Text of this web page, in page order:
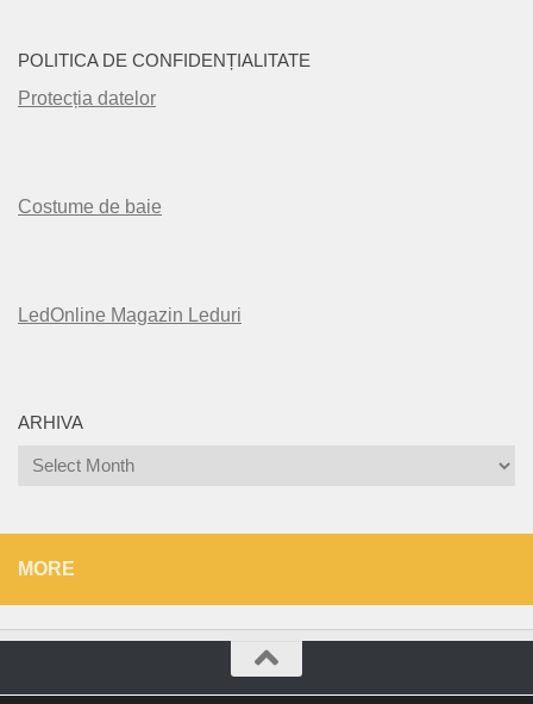
POLITICA DE CONFIDENȚIALITATE
Protecția datelor
Costume de baie
LedOnline Magazin Leduri
ARHIVA
Arhiva
MORE